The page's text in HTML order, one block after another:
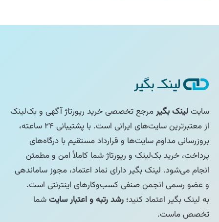
سایتلینک بگیرمرجع تخصصی خرید رپورتاژ آگهی و بک‌لینک
از معتبرترین سایت‌های ایرانی است. با پشتیبانی ۲۴ ساعته،
بروزرسانی مداوم سایت‌ها و قرارداد مستقیم با درگاه‌های
پرداخت، خرید بک‌لینک و رپورتاژ شما کاملاً امن و مطمئن
انجام می‌شود. لینک بگیر دارای نماد اعتماد، مجوز ساماندهی
و عضو رسمی انجمن صنفی کسب‌وکارهای اینترنتی است.
به لینک بگیر اعتماد کنید؛ رشد رتبه و اعتبار سایتشما
تخصص ماست.